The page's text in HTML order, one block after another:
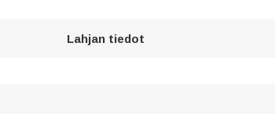
Lahjan tiedot